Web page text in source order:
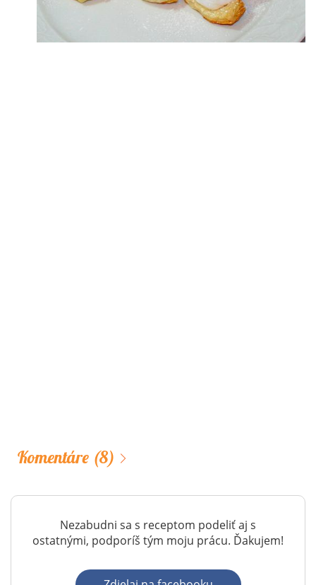
Komentáre (8)
Nezabudni sa s receptom podeliť aj s
ostatnými, podporíš tým moju prácu. Ďakujem!